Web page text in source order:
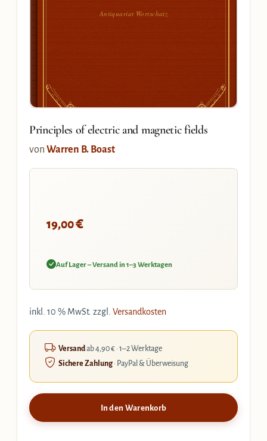
Antiquariat Wortschatz
Principles of electric and magnetic fields
von Warren B. Boast
19,00€
Auf Lager – Versand in 1–3 Werktagen
inkl. 10 % MwSt. zzgl. Versandkosten
Versandab 4,90 € · 1–2 Werktage
Sichere Zahlung· PayPal & Überweisung
In den Warenkorb